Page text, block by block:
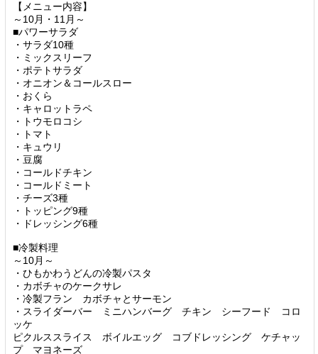
【メニュー内容】
～10月・11月～
■パワーサラダ
・サラダ10種
・ミックスリーフ
・ポテトサラダ
・オニオン＆コールスロー
・おくら
・キャロットラペ
・トウモロコシ
・トマト
・キュウリ
・豆腐
・コールドチキン
・コールドミート
・チーズ3種
・トッピング9種
・ドレッシング6種
■冷製料理
～10月～
・ひもかわうどんの冷製パスタ
・カボチャのケークサレ
・冷製フラン カボチャとサーモン
・スライダーバー ミニハンバーグ チキン シーフード コロ
ッケ
ピクルススライス ボイルエッグ コブドレッシング ケチャッ
プ マヨネーズ